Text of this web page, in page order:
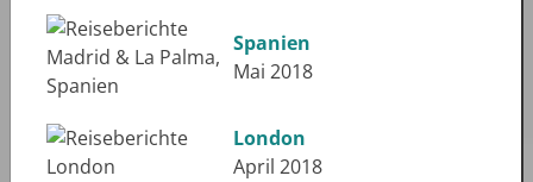
Spanien
Mai 2018
London
April 2018